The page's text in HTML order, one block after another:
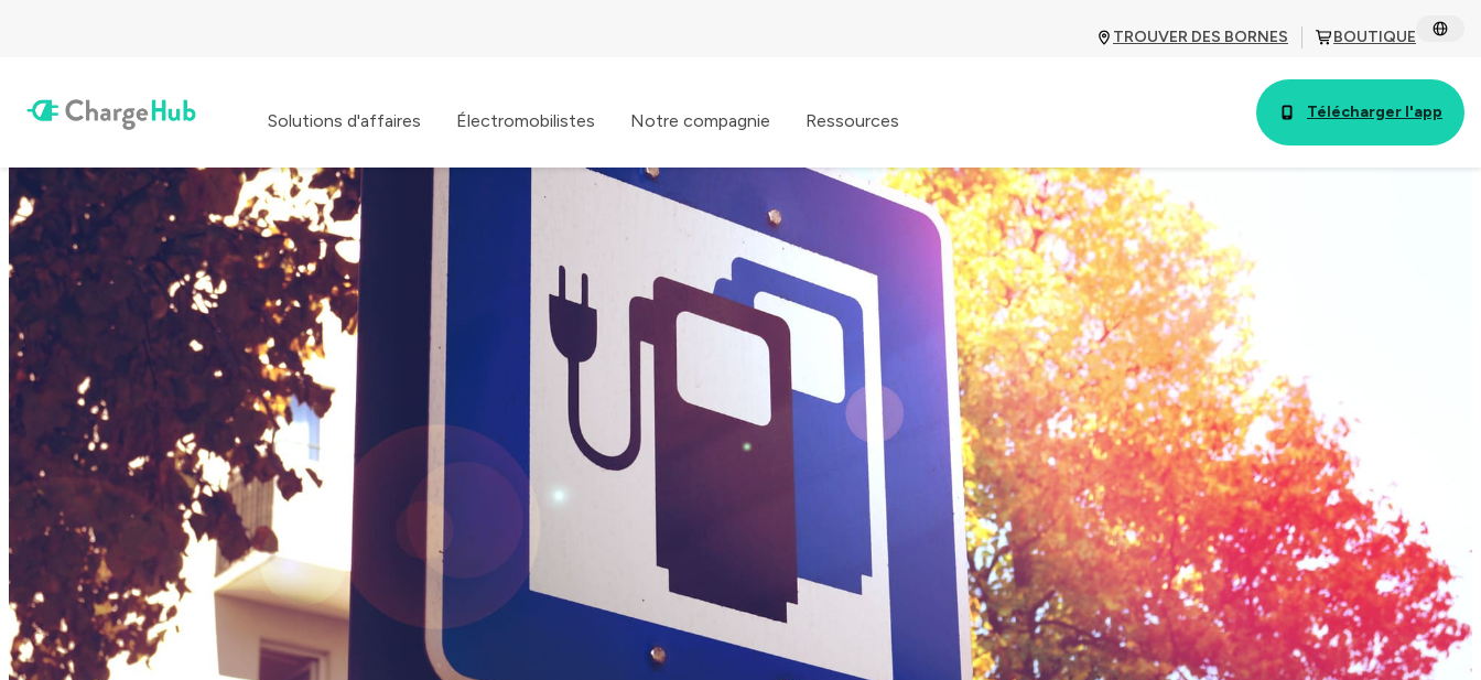
TROUVER DES BORNES BOUTIQUE
Solutions d'affaires Électromobilistes Notre compagnie Ressources Télécharger l'app